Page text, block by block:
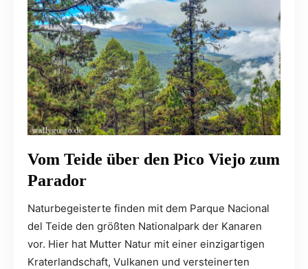
Vom Teide über den Pico Viejo zum
Parador
Naturbegeisterte finden mit dem Parque Nacional
del Teide den größten Nationalpark der Kanaren
vor. Hier hat Mutter Natur mit einer einzigartigen
Kraterlandschaft, Vulkanen und versteinerten